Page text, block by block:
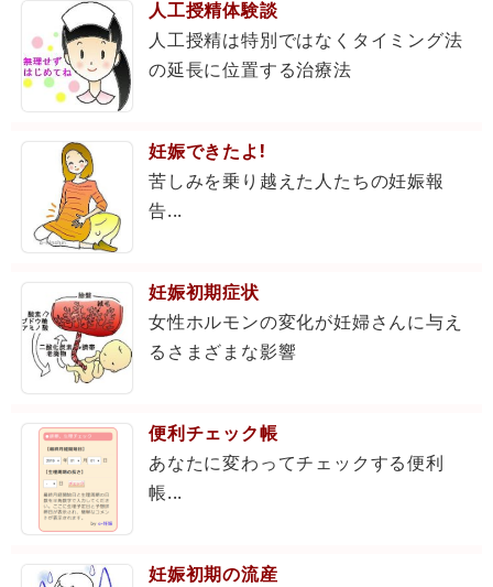
人工授精体験談
人工授精は特別ではなくタイミング法
の延長に位置する治療法
妊娠できたよ!
苦しみを乗り越えた人たちの妊娠報
告...
妊娠初期症状
女性ホルモンの変化が妊婦さんに与え
るさまざまな影響
便利チェック帳
あなたに変わってチェックする便利
帳...
妊娠初期の流産